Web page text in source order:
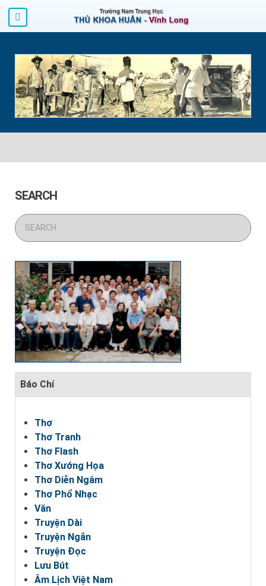
SEARCH
Báo Chí
Thơ
Thơ Tranh
Thơ Flash
Thơ Xướng Họa
Thơ Diễn Ngâm
Thơ Phổ Nhạc
Văn
Truyện Dài
Truyện Ngắn
Truyện Đọc
Lưu Bút
Âm Lịch Việt Nam